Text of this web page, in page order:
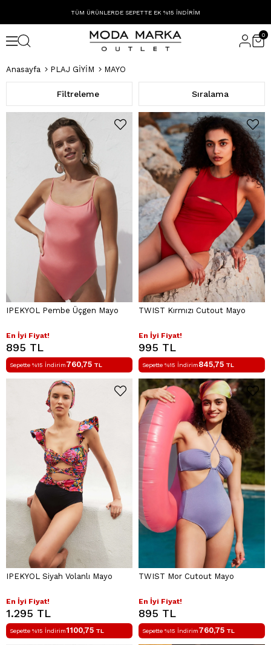
TÜM ÜRÜNLERDE SEPETTE EK %15 İNDİRİM
0
Anasayfa PLAJ GİYİM MAYO
Filtreleme Sıralama
IPEKYOL Pembe Üçgen Mayo
En İyi Fiyat!
895 TL
Sepette %15 İndirim760,75 TL
TWIST Kırmızı Cutout Mayo
En İyi Fiyat!
995 TL
Sepette %15 İndirim845,75 TL
IPEKYOL Siyah Volanlı Mayo
En İyi Fiyat!
1.295 TL
Sepette %15 İndirim1100,75 TL
TWIST Mor Cutout Mayo
En İyi Fiyat!
895 TL
Sepette %15 İndirim760,75 TL